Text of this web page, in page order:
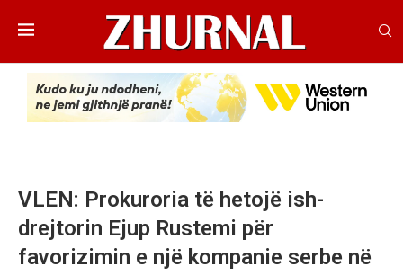
VLEN: Prokuroria të hetojë ish-
drejtorin Ejup Rustemi për
favorizimin e një kompanie serbe në